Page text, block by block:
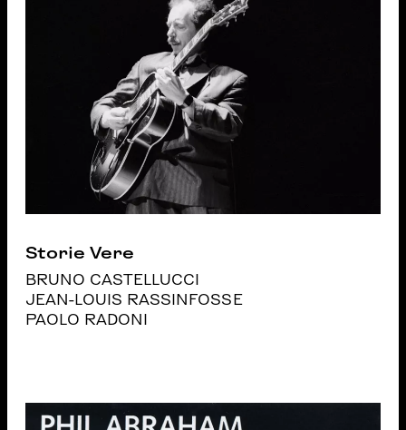
Storie Vere
BRUNO CASTELLUCCI
JEAN-LOUIS RASSINFOSSE
PAOLO RADONI